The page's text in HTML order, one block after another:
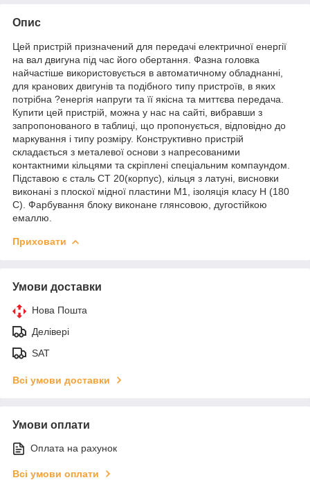
Опис
Цей пристрій призначений для передачі електричної енергії
на вал двигуна під час його обертання. Фазна головка
найчастіше використовується в автоматичному обладнанні,
для кранових двигунів та подібного типу пристроїв, в яких
потрібна ?енергія напруги та її якісна та миттєва передача.
Купити цей пристрій, можна у нас на сайті, вибравши з
запропонованого в таблиці, що пропонується, відповідно до
маркування і типу розміру. Конструктивно пристрій
складається з металевої основи з напресованими
контактними кільцями та скріплені спеціальним компаундом.
Підставою є сталь СТ 20(корпус), кільця з латуні, висновки
виконані з плоскої мідної пластини М1, ізоляція класу Н (180
С). Фарбування блоку виконане глянсовою, дугостійкою
емаллю.
Приховати
Умови доставки
Нова Пошта
Делівері
SAT
Всі умови доставки
Умови оплати
Оплата на рахунок
Всі умови оплати